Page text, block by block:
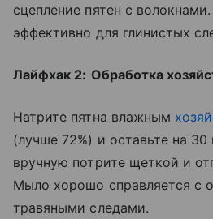
сцепление пятен с
эффективно для глинистых
Лайфхак 2: Обработка
Натрите пятна влажным
(лучше 72%) и оставьте на 30
вручную потрите щеткой и
Мыло хорошо справляется с
травяными следами.